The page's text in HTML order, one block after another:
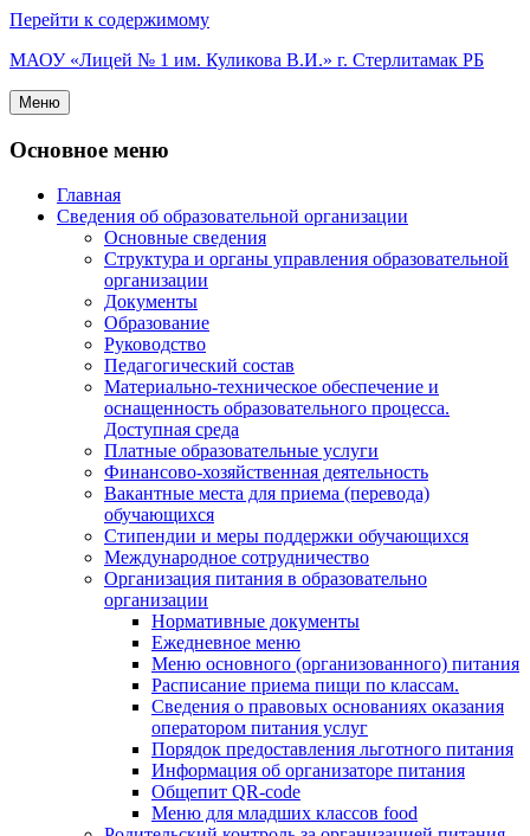
Перейти к содержимому
МАОУ «Лицей № 1 им. Куликова В.И.» г. Стерлитамак РБ
Меню
Основное меню
Главная
Сведения об образовательной организации
Основные сведения
Структура и органы управления образовательной
организации
Документы
Образование
Руководство
Педагогический состав
Материально-техническое обеспечение и
оснащенность образовательного процесса.
Доступная среда
Платные образовательные услуги
Финансово-хозяйственная деятельность
Вакантные места для приема (перевода)
обучающихся
Стипендии и меры поддержки обучающихся
Международное сотрудничество
Организация питания в образовательно
организации
Нормативные документы
Ежедневное меню
Меню основного (организованного) питания
Расписание приема пищи по классам.
Сведения о правовых основаниях оказания
оператором питания услуг
Порядок предоставления льготного питания
Информация об организаторе питания
Общепит QR-code
Меню для младших классов food